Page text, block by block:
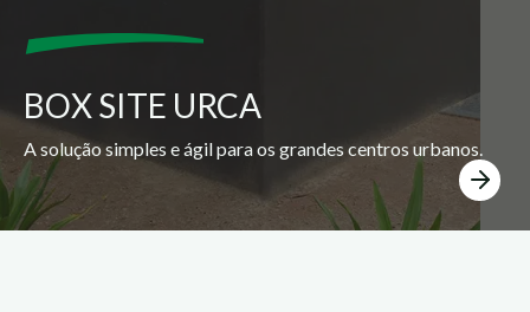
BOX SITE URCA
A solução simples e ágil para os grandes centros urbanos.